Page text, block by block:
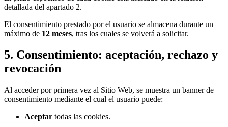
detallada del apartado 2.
El consentimiento prestado por el usuario se almacena durante un
máximo de 12 meses, tras los cuales se volverá a solicitar.
5. Consentimiento: aceptación, rechazo y
revocación
Al acceder por primera vez al Sitio Web, se muestra un banner de
consentimiento mediante el cual el usuario puede:
Aceptar todas las cookies.